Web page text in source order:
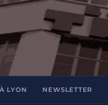
LYON NEWSLETTER